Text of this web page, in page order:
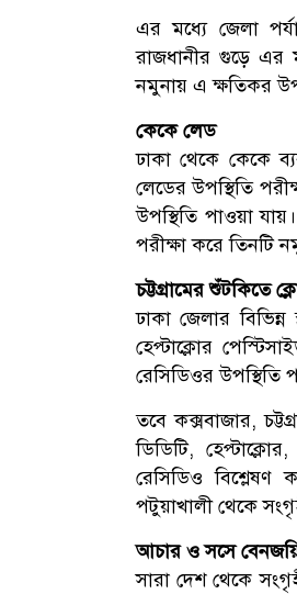
এর মধ্যে জেলা
রাজধানীর গুড়ে এর
নমুনায় এ ক্ষতিকর
কেকে লেড
ঢাকা থেকে কেকে
লেডের উপস্থিতি
উপস্থিতি পাওয়া
পরীক্ষা করে তিনটি
চট্টগ্রামের শুঁটকিতে
ঢাকা জেলার
হেপ্টাক্লোর
রেসিডিওর উপস্থিতি
তবে কক্সবাজার,
ডিডিটি,
রেসিডিও
পটুয়াখালী থেকে
আচার ও সসে
সারা দেশ থেকে